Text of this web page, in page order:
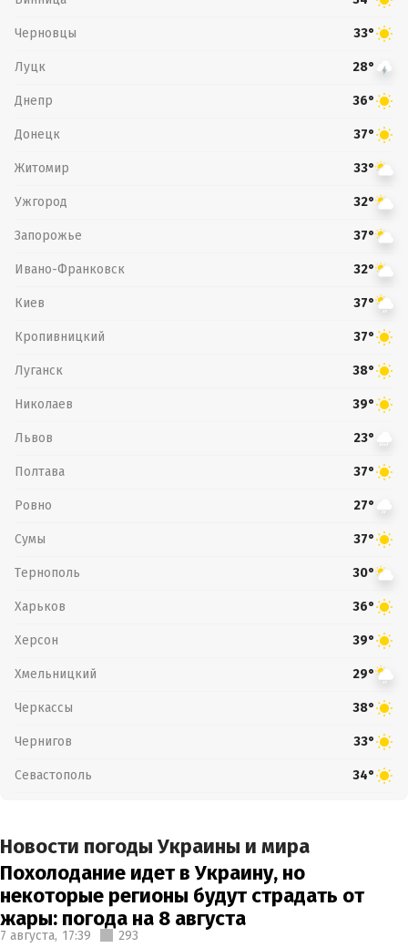
Черновцы 33°
Луцк 28°
Днепр 36°
Донецк 37°
Житомир 33°
Ужгород 32°
Запорожье 37°
Ивано-Франковск 32°
Киев 37°
Кропивницкий 37°
Луганск 38°
Николаев 39°
Львов 23°
Полтава 37°
Ровно 27°
Сумы 37°
Тернополь 30°
Харьков 36°
Херсон 39°
Хмельницкий 29°
Черкассы 38°
Чернигов 33°
Севастополь 34°
Новости погоды Украины и мира
Похолодание идет в Украину, но
некоторые регионы будут страдать от
жары: погода на 8 августа
7 августа, 17:39 293